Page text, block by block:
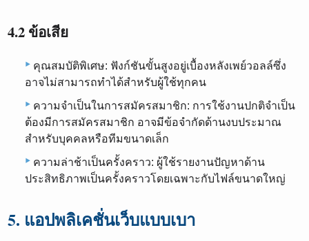
4.2 ข้อเสีย
คุณสมบัติพิเศษ: ฟังก์ชันขั้นสูงอยู่เบื้องหลังเพย์วอลล์ซึ่ง
อาจไม่สามารถทำได้สำหรับผู้ใช้ทุกคน
ความจำเป็นในการสมัครสมาชิก: การใช้งานปกติจำเป็น
ต้องมีการสมัครสมาชิก อาจมีข้อจำกัดด้านงบประมาณ
สำหรับบุคคลหรือทีมขนาดเล็ก
ความล่าช้าเป็นครั้งคราว: ผู้ใช้รายงานปัญหาด้าน
ประสิทธิภาพเป็นครั้งคราวโดยเฉพาะกับไฟล์ขนาดใหญ่
5. แอปพลิเคชั่นเว็บแบบเบา